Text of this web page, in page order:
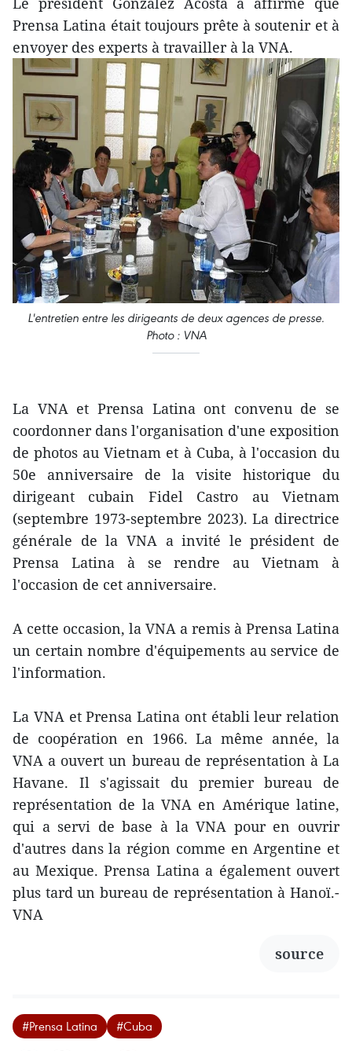
Prensa Latina était toujours prête à soutenir et à
envoyer des experts à travailler à la VNA.
L'entretien entre les dirigeants de deux agences de presse.
Photo : VNA
La VNA et Prensa Latina ont convenu de se
coordonner dans l'organisation d'une exposition
de photos au Vietnam et à Cuba, à l'occasion du
50e anniversaire de la visite historique du
dirigeant cubain Fidel Castro au Vietnam
(septembre 1973-septembre 2023). La directrice
générale de la VNA a invité le président de
Prensa Latina à se rendre au Vietnam à
l'occasion de cet anniversaire.
A cette occasion, la VNA a remis à Prensa Latina
un certain nombre d'équipements au service de
l'information.
La VNA et Prensa Latina ont établi leur relation
de coopération en 1966. La même année, la
VNA a ouvert un bureau de représentation à La
Havane. Il s'agissait du premier bureau de
représentation de la VNA en Amérique latine,
qui a servi de base à la VNA pour en ouvrir
d'autres dans la région comme en Argentine et
au Mexique. Prensa Latina a également ouvert
plus tard un bureau de représentation à Hanoï.-
VNA
source
#Prensa Latina #Cuba